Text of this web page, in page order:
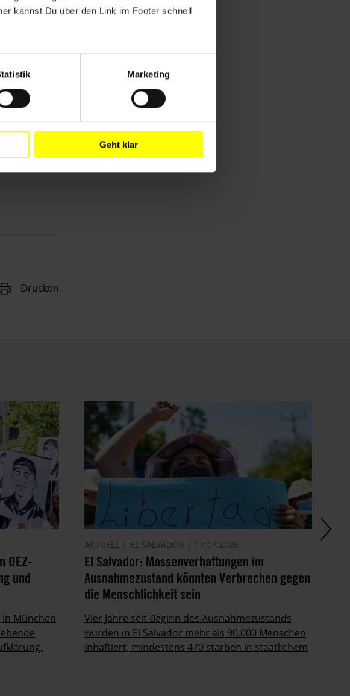
kannst Du über den Link im Footer schnell
Marketing
Geht klar
Drucken
OEZ-
und
München
AKTUELL EL SALVADOR 17.07.2026
El Salvador: Massenverhaftungen im
Ausnahmezustand könnten Verbrechen gegen
die Menschlichkeit sein
Vier Jahre seit Beginn des Ausnahmezustands
wurden in El Salvador mehr als 90.000 Menschen
inhaftiert, mindestens 470 starben in staatlichem